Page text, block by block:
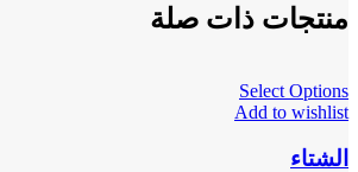
منتجات ذات صلة
Select Options
Add to wishlist
الشتاء